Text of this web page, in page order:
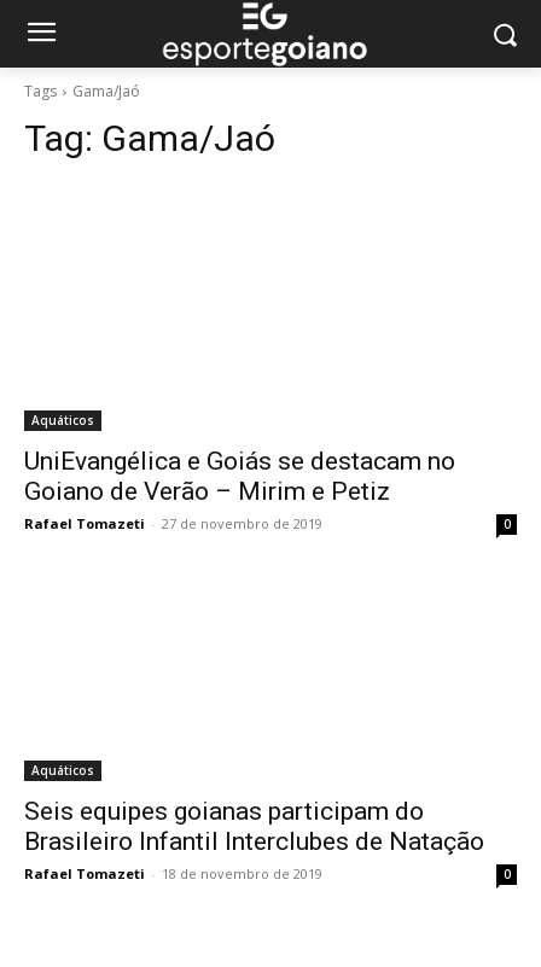
Tags Gama/Jaó
Tag: Gama/Jaó
Aquáticos
UniEvangélica e Goiás se destacam no
Goiano de Verão – Mirim e Petiz
Rafael Tomazeti - 27 de novembro de 2019 0
Aquáticos
Seis equipes goianas participam do
Brasileiro Infantil Interclubes de Natação
Rafael Tomazeti - 18 de novembro de 2019 0